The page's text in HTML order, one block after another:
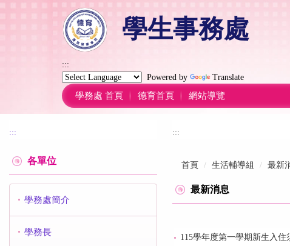
學生事務處
:::
Powered by
Translate
學務處 首頁 德育首頁 網站導覽
:::
各單位
學務處簡介
學務長
:::
首頁 生活輔導組 最新
最新消息
115學年度第一學期新生入住